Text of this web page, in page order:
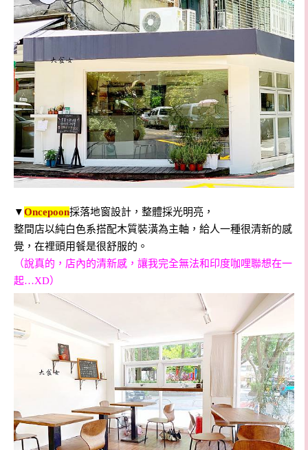
▼Oncepoon採落地窗設計，整體採光明亮，
整間店以純白色系搭配木質裝潢為主軸，給人一種很清新的感
覺，在裡頭用餐是很舒服的。
（說真的，店內的清新感，讓我完全無法和印度咖哩聯想在一
起…XD）